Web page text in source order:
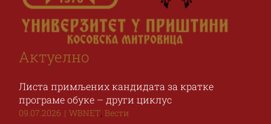
Актуелно
Листа примљених кандидата за кратке
програме обуке – други циклус
09.07.2026 | WBNET,Вести